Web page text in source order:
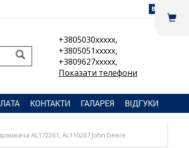
Вхід
+3805030xxxxx,
+3805051xxxxx,
+3809627xxxxx,
Показати телефони
КОНТАКТИ ГАЛАРЕЯ ВІДГУКИ
AL172261, AL110267 John Deere